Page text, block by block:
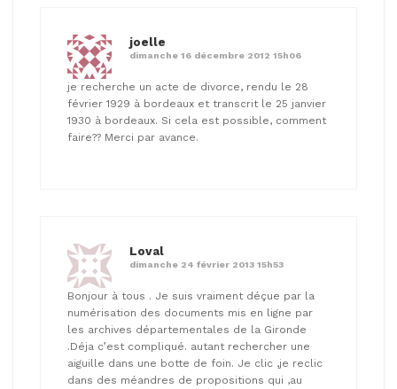
joelle
dimanche 16 décembre 2012 15h06
je recherche un acte de divorce, rendu le 28
février 1929 à bordeaux et transcrit le 25 janvier
1930 à bordeaux. Si cela est possible, comment
faire?? Merci par avance.
Loval
dimanche 24 février 2013 15h53
Bonjour à tous . Je suis vraiment déçue par la
numérisation des documents mis en ligne par
les archives départementales de la Gironde
.Déja c’est compliqué. autant rechercher une
aiguille dans une botte de foin. Je clic ,je reclic
dans des méandres de propositions qui ,au